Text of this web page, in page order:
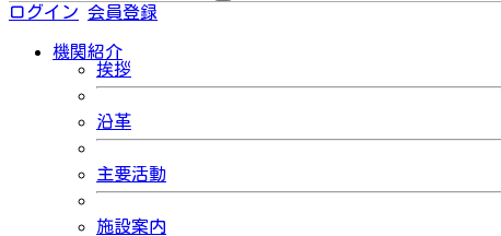
ログイン 会員登録
機関紹介
挨拶
沿革
主要活動
施設案内